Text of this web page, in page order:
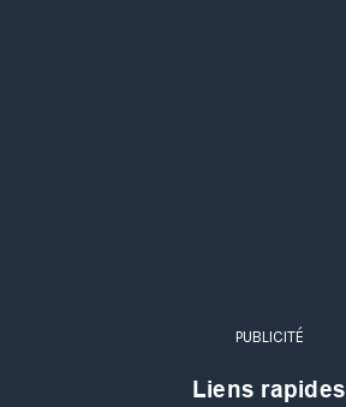
PUBLICITÉ
Liens rapides